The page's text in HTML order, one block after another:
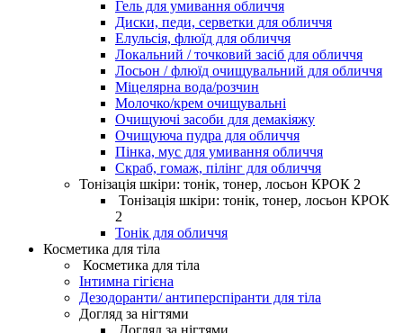
Гель для умивання обличчя
Диски, педи, серветки для обличчя
Елульсія, флюїд для обличчя
Локальний / точковий засіб для обличчя
Лосьон / флюїд очищувальний для обличчя
Міцелярна вода/розчин
Молочко/крем очищувальні
Очищуючі засоби для демакіяжу
Очищуюча пудра для обличчя
Пінка, мус для умивання обличчя
Скраб, гомаж, пілінг для обличчя
Тонізація шкіри: тонік, тонер, лосьон КРОК 2
Тонізація шкіри: тонік, тонер, лосьон КРОК
2
Тонік для обличчя
Косметика для тіла
Косметика для тіла
Інтимна гігієна
Дезодоранти/ антиперспіранти для тіла
Догляд за нігтями
Догляд за нігтями